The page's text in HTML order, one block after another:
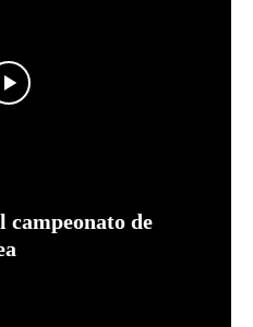
campeonato de